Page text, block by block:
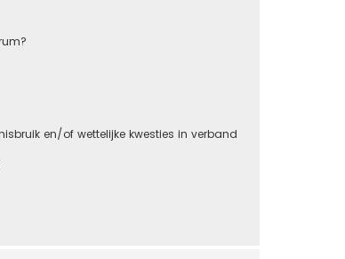
en/of wettelijke kwesties in verband